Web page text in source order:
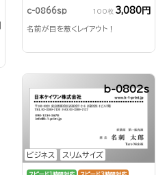
c-0866sp 100枚 3,080円
名前が目を惹くレイアウト！
ビジネス スリムサイズ
b-0802s